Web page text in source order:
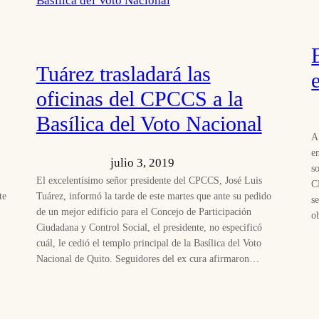
Tuárez trasladará las
oficinas del CPCCS a la
Basílica del Voto Nacional
julio 3, 2019
El excelentísimo señor presidente del CPCCS, José Luis
Tuárez, informó la tarde de este martes que ante su pedido
de un mejor edificio para el Concejo de Participación
Ciudadana y Control Social, el presidente, no especificó
cuál, le cedió el templo principal de la Basílica del Voto
Nacional de Quito. Seguidores del ex cura afirmaron…
A